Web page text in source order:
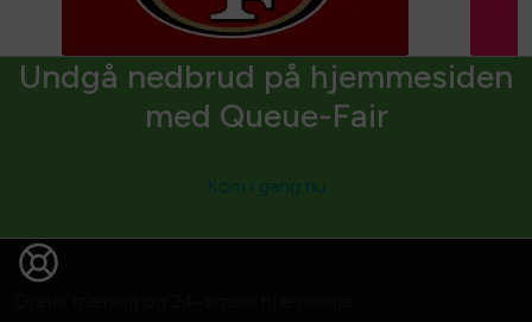
Undgå nedbrud på hjemmesiden
med Queue-Fair